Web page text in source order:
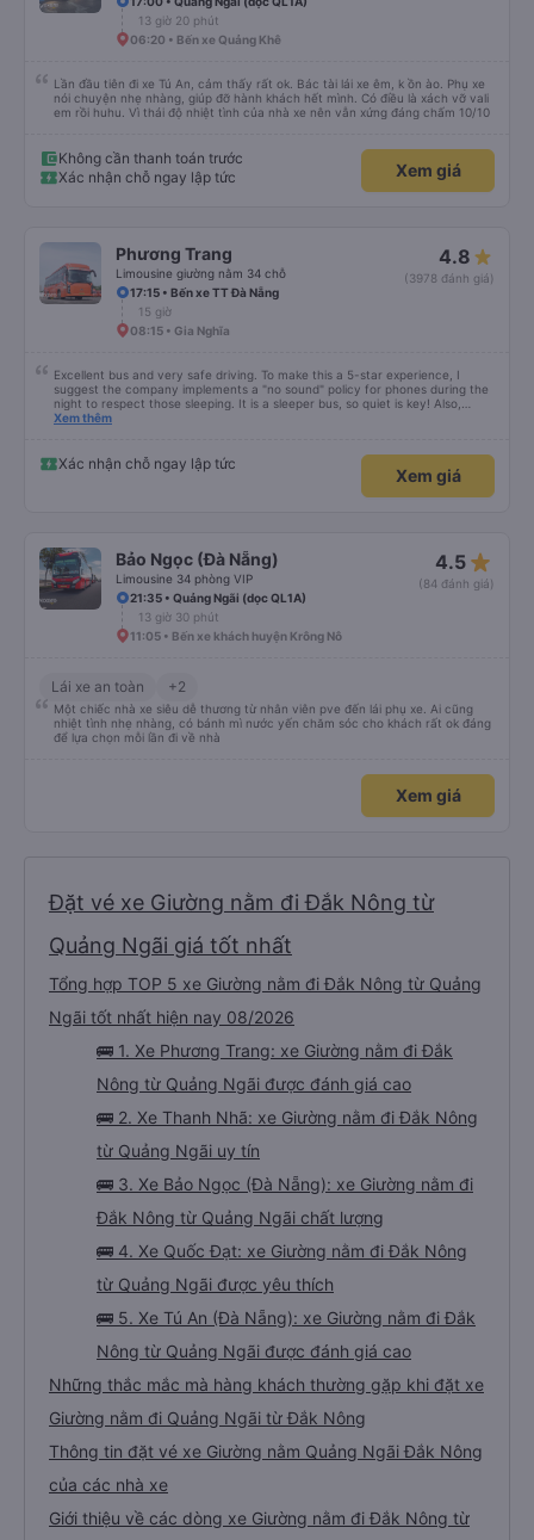
13 giờ 20 phút
06:20 • Bến xe Quảng Khê
Lần đầu tiên đi xe Tú An, cảm thấy rất ok. Bác tài lái xe êm, k ồn ào. Phụ xe
nói chuyện nhẹ nhàng, giúp đỡ hành khách hết mình. Có điều là xách vỡ vali
em rồi huhu. Vì thái độ nhiệt tình của nhà xe nên vẫn xứng đáng chấm 10/10
Không cần thanh toán trước
Xác nhận chỗ ngay lập tức
Xem giá
Phương Trang
Limousine giường nằm 34 chỗ
4.8
(3978 đánh giá)
17:15 • Bến xe TT Đà Nẵng
15 giờ
08:15 • Gia Nghĩa
Excellent bus and very safe driving. To make this a 5-star experience, I
suggest the company implements a "no sound" policy for phones during the
night to respect those sleeping. It is a sleeper bus, so quiet is key! Also,
please display the Wi-Fi password clearly inside the cabin for convenience. I
quy định rõ ràng về việc giữ im lặng (tắt âm thanh điện thoại) vào ban đêm
để tránh làm phiền hành khách khác ngủ. Ngoài ra, nhà xe nên dán sẵn mật
khẩu Wi-Fi trong xe để hành khách dễ dàng sử dụng. Tôi vẫn sẽ tiếp tục ủng
Xem thêm
Xác nhận chỗ ngay lập tức
Xem giá
Bảo Ngọc (Đà Nẵng)
Limousine 34 phòng VIP
4.5 star_rate
(84 đánh giá)
21:35 • Quảng Ngãi (dọc QL1A)
13 giờ 30 phút
11:05 • Bến xe khách huyện Krông Nô
Lái xe an toàn +2
Một chiếc nhà xe siêu dễ thương từ nhân viên pve đến lái phụ xe. Ai cũng
nhiệt tình nhẹ nhàng, có bánh mì nước yến chăm sóc cho khách rất ok đáng
để lựa chọn mỗi lần đi về nhà
Xem giá
Đặt vé xe Giường nằm đi Đắk Nông từ
Quảng Ngãi giá tốt nhất
Tổng hợp TOP 5 xe Giường nằm đi Đắk Nông từ Quảng
Ngãi tốt nhất hiện nay 08/2026
🚌 1. Xe Phương Trang: xe Giường nằm đi Đắk
Nông từ Quảng Ngãi được đánh giá cao
🚌 2. Xe Thanh Nhã: xe Giường nằm đi Đắk Nông
từ Quảng Ngãi uy tín
🚌 3. Xe Bảo Ngọc (Đà Nẵng): xe Giường nằm đi
Đắk Nông từ Quảng Ngãi chất lượng
🚌 4. Xe Quốc Đạt: xe Giường nằm đi Đắk Nông
từ Quảng Ngãi được yêu thích
🚌 5. Xe Tú An (Đà Nẵng): xe Giường nằm đi Đắk
Nông từ Quảng Ngãi được đánh giá cao
Những thắc mắc mà hàng khách thường gặp khi đặt xe
Giường nằm đi Quảng Ngãi từ Đắk Nông
Thông tin đặt vé xe Giường nằm Quảng Ngãi Đắk Nông
của các nhà xe
Giới thiệu về các dòng xe Giường nằm đi Đắk Nông từ